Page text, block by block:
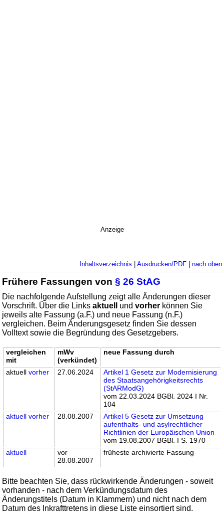
Anzeige
Inhaltsverzeichnis | Ausdrucken/PDF| nach oben
Frühere Fassungen von§ 26 StAG
Die nachfolgende Aufstellung zeigt alle Änderungen dieser
Vorschrift. Über die Linksaktuell undvorher können Sie
jeweils alte Fassung (a.F.) und neue Fassung (n.F.)
vergleichen. Beim Änderungsgesetz finden Sie dessen
Volltext sowie die Begründung des Gesetzgebers.
vergleichen
mit
mWv
(verkündet)
neue Fassung durch
aktuellvorher 27.06.2024
Artikel 1 Gesetz zur Modernisierung
des Staatsangehörigkeitsrechts
(StARModG)
vom 22.03.2024 BGBl. 2024 I Nr.
104
aktuell vorher 28.08.2007
Artikel 5 Gesetz zur Umsetzung
aufenthalts- und asylrechtlicher
Richtlinien der Europäischen Union
vom 19.08.2007 BGBl. I S. 1970
aktuell
vor
28.08.2007
früheste archivierte Fassung
Bitte beachten Sie, dass rückwirkende Änderungen - soweit
vorhanden - nach dem Verkündungsdatum des
Änderungstitels (Datum in Klammern) und nicht nach dem
Datum des Inkrafttretens in diese Liste einsortiert sind.